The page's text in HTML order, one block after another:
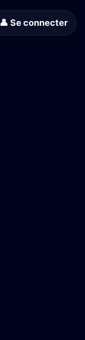
👤 Se connecter